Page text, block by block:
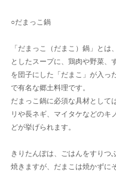
○だまっこ鍋
「だまっこ（だまこ）鍋」とは
としたスープに、鶏肉や野菜、
を団子にした「だまこ」が入っ
で有名な郷土料理です。
だまっこ鍋に必須な具材として
リや長ネギ、マイタケなどのキ
どが挙げられます。
きりたんぽは、ごはんをすりつ
焼きますが、だまこは焼かずに